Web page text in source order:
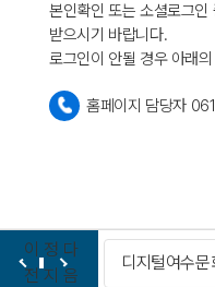
본인확인 또는 소셜로그
받으시기 바랍니다.
로그인이 안될 경우 아래
홈페이지 담당자
이
전
정
지
다
음
디지털여수문